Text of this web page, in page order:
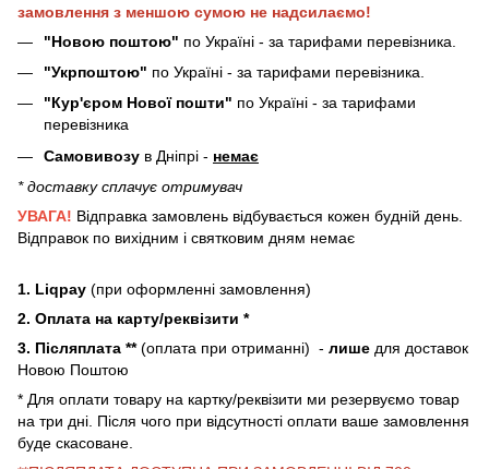
замовлення з меншою сумою не надсилаємо!
"Новою поштою" по Україні - за тарифами перевізника.
"Укрпоштою" по Україні - за тарифами перевізника.
"Кур'єром Нової пошти" по Україні - за тарифами
перевізника
Самовивозу в Дніпрі - немає
* доставку сплачує отримувач
УВАГА! Відправка замовлень відбувається кожен будній день.
Відправок по вихідним і святковим дням немає
1. Liqpay (при оформленні замовлення)
2. Оплата на карту/реквізити *
3. Післяплата **(оплата при отриманні) - лише для доставок
Новою Поштою
* Для оплати товару на картку/реквізити ми резервуємо товар
на три дні. Після чого при відсутності оплати ваше замовлення
буде скасоване.